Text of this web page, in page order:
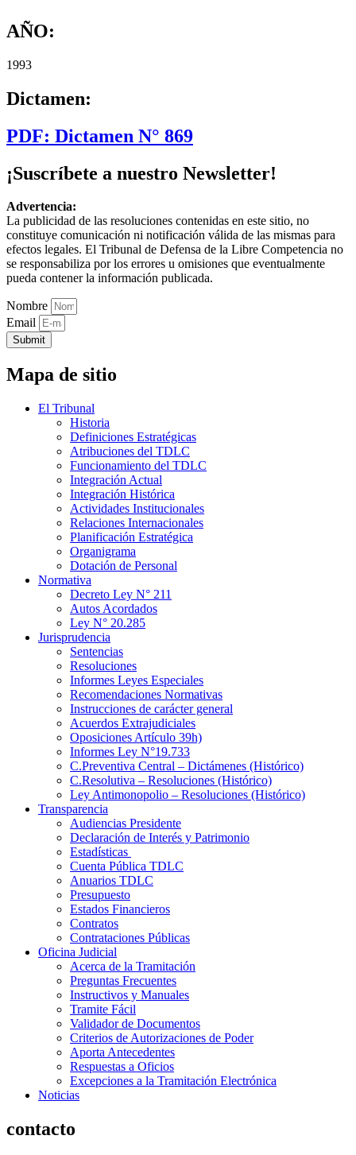
AÑO:
1993
Dictamen:
PDF: Dictamen N° 869
¡Suscríbete a nuestro Newsletter!
Advertencia:
La publicidad de las resoluciones contenidas en este sitio, no
constituye comunicación ni notificación válida de las mismas para
efectos legales. El Tribunal de Defensa de la Libre Competencia no
se responsabiliza por los errores u omisiones que eventualmente
pueda contener la información publicada.
Nombre
Email
Submit
Mapa de sitio
El Tribunal
Historia
Definiciones Estratégicas
Atribuciones del TDLC
Funcionamiento del TDLC
Integración Actual
Integración Histórica
Actividades Institucionales
Relaciones Internacionales
Planificación Estratégica
Organigrama
Dotación de Personal
Normativa
Decreto Ley N° 211
Autos Acordados
Ley N° 20.285
Jurisprudencia
Sentencias
Resoluciones
Informes Leyes Especiales
Recomendaciones Normativas
Instrucciones de carácter general
Acuerdos Extrajudiciales
Oposiciones Artículo 39h)
Informes Ley N°19.733
C.Preventiva Central – Dictámenes (Histórico)
C.Resolutiva – Resoluciones (Histórico)
Ley Antimonopolio – Resoluciones (Histórico)
Transparencia
Audiencias Presidente
Declaración de Interés y Patrimonio
Estadísticas
Cuenta Pública TDLC
Anuarios TDLC
Presupuesto
Estados Financieros
Contratos
Contrataciones Públicas
Oficina Judicial
Acerca de la Tramitación
Preguntas Frecuentes
Instructivos y Manuales
Tramite Fácil
Validador de Documentos
Criterios de Autorizaciones de Poder
Aporta Antecedentes
Respuestas a Oficios
Excepciones a la Tramitación Electrónica
Noticias
contacto